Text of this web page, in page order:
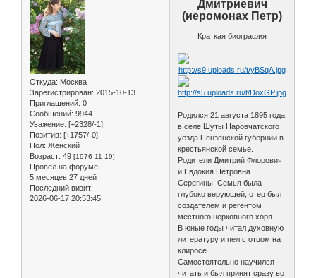
Откуда: Москва
Зарегистрирован: 2015-10-13
Приглашений: 0
Сообщений: 9944
Уважение: [+2328/-1]
Позитив: [+1757/-0]
Пол: Женский
Возраст: 49 [1976-11-19]
Провел на форуме:
5 месяцев 27 дней
Последний визит:
2026-06-17 20:53:45
Дмитриевич
(иеромонах Петр)
Краткая биография
Родился 21 августа 1895 года
в селе Шуты Наровчатского
уезда Пензенской губернии в
крестьянской семье.
Родители Дмитрий Флорович
и Евдокия Петровна
Серегины. Семья была
глубоко верующей, отец был
создателем и регентом
местного церковного хоря.
В юные годы читал духовную
литературу и пел с отцом на
клиросе.
Самостоятельно научился
читать и был принят сразу во